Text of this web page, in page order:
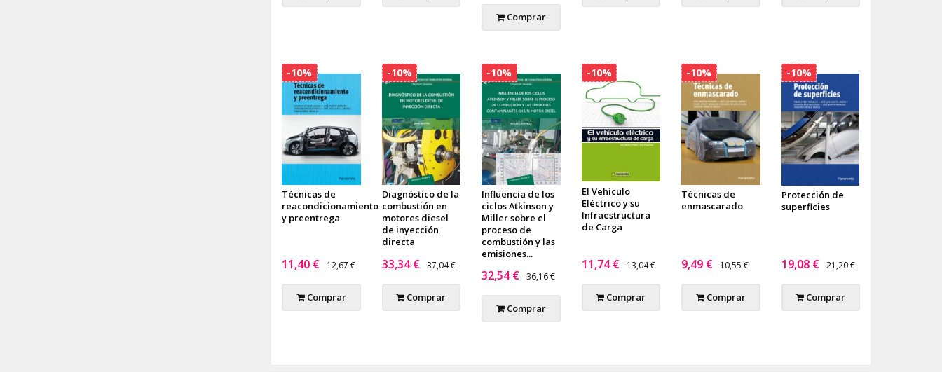
Comprar
Técnicas de
reacondicionamiento
y preentrega
11,40 € 12,67 €
Comprar
-10%
Diagnóstico de la
combustión en
motores diesel
de inyección
directa
33,34 € 37,04 €
Comprar
-10%
Influencia de los
ciclos Atkinson y
Miller sobre el
proceso de
combustión y las
emisiones...
32,54 € 36,16 €
Comprar
-10%
El Vehículo
Eléctrico y su
Infraestructura
de Carga
11,74 € 13,04 €
Comprar
-10%
Técnicas de
enmascarado
9,49 € 10,55 €
Comprar
-10%
Protección de
superficies
19,08 € 21,20 €
Comprar
-10%